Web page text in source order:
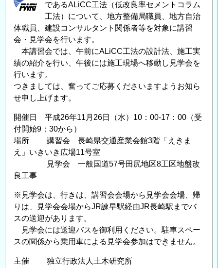
であるALiCC工法（低改良率セメントコラム
工法）について、地方整備局職員、地方自治
体職員、建設コンサルタント関係者等を対象に講習
会・見学会を行います。
本講習会では、午前にALiCC工法の設計法、施工実
績の紹介を行い、午後には施工現場へ移動し見学会を
行います。
つきましては、奮ってご応募くださいますようお知ら
せ申し上げます。
開催日 平成26年11月26日（水）10：00-17：00（受
付開始9：30から）
場所 講習会 長崎県交通産業会館3階「えきま
え」いきいき広場11号室
見学会 一般国道57号田尻地区8工区地盤改
良工事
※見学会は、行きは、講習会会場から見学会会場、帰
りは、見学会会場からJR諫早駅経由JR長崎駅までバ
スの送迎があります。
見学会には送迎バスを御利用ください。駐車スペー
スの関係から乗用車による見学会参加はできません。
主催 独立行政法人土木研究所